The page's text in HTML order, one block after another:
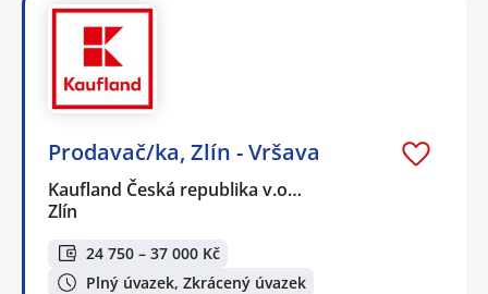
Prodavač/ka, Zlín - Vršava
Kaufland Česká republika v.o…
Zlín
24 750 – 37 000 Kč
Plný úvazek, Zkrácený úvazek